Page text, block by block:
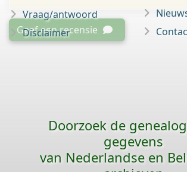
Geef een recensie
Vraag/antwoord
Disclaimer
Doorzoek de
gegevens
van Nederlandse en